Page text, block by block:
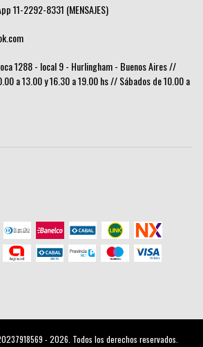
11-2292-8331 (MENSAJES)
1288 - local 9 - Hurlingham - Buenos Aires //
a 13.00 y 16.30 a 19.00 hs // Sábados de 10.00 a
- 2026. Todos los derechos reservados.